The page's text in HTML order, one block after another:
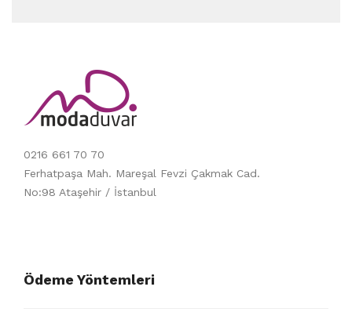
0216 661 70 70
Ferhatpaşa Mah. Mareşal Fevzi Çakmak Cad.
No:98 Ataşehir / İstanbul
Ödeme Yöntemleri